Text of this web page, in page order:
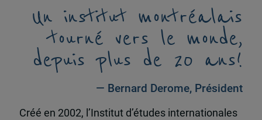
Un institut montréalais
tourné vers le monde,
depuis plus de 20 ans!
— Bernard Derome, Président
Créé en 2002, l’Institut d’études internationales